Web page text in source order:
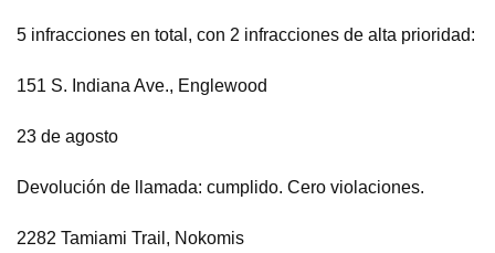
5 infracciones en total, con 2 infracciones de alta prioridad:
151 S. Indiana Ave., Englewood
23 de agosto
Devolución de llamada: cumplido. Cero violaciones.
2282 Tamiami Trail, Nokomis